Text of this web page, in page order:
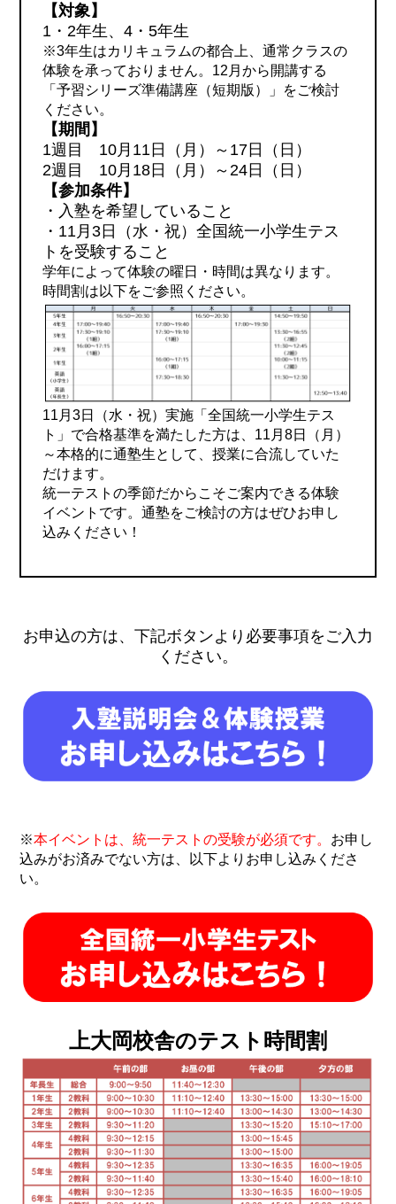
【対象】
1・2年生、4・5年生
※3年生はカリキュラムの都合上、通常クラスの
体験を承っておりません。12月から開講する
「予習シリーズ準備講座（短期版）」をご検討
ください。
【期間】
1週目 10月11日（月）～17日（日）
2週目 10月18日（月）～24日（日）
【参加条件】
・入塾を希望していること
・11月3日（水・祝）全国統一小学生テス
トを受験すること
学年によって体験の曜日・時間は異なります。
時間割は以下をご参照ください。
11月3日（水・祝）実施「全国統一小学生テス
ト」で合格基準を満たした方は、11月8日（月）
～本格的に通塾生として、授業に合流していた
だけます。
統一テストの季節だからこそご案内できる体験
イベントです。通塾をご検討の方はぜひお申し
込みください！
お申込の方は、下記ボタンより必要事項をご入力
ください。
※本イベントは、統一テストの受験が必須です。 お申し
込みがお済みでない方は、以下よりお申し込みくださ
い。
上大岡校舎のテスト時間割